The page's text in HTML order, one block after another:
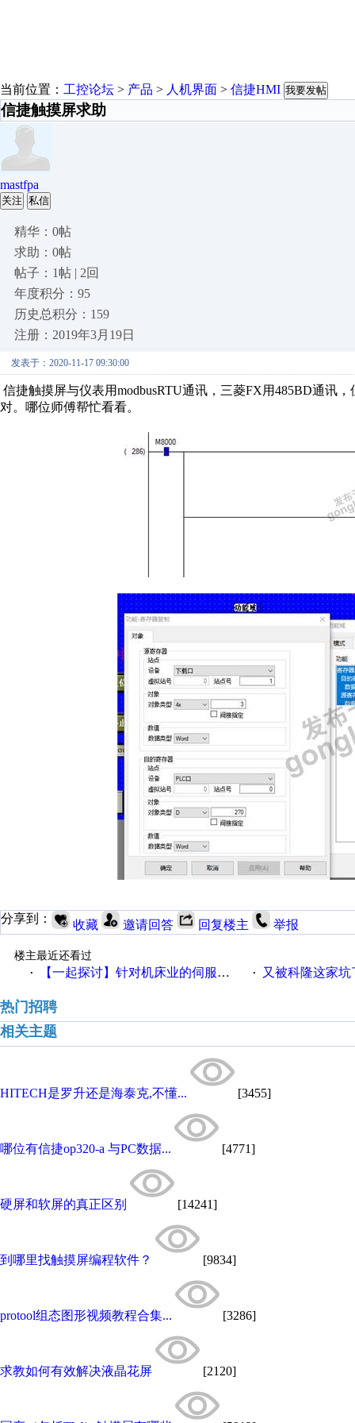
当前位置： 工控论坛 > 产品 > 人机界面 > 信捷HMI 我要发帖
信捷触摸屏求助
mastfpa
关注 私信
精华：0帖
求助：0帖
帖子：1帖 | 2回
年度积分：95
历史总积分：159
注册：2019年3月19日
发表于：2020-11-17 09:30:00
信捷触摸屏与仪表用modbusRTU通讯，三菱FX用485BD通讯
对。哪位师傅帮忙看看。
分享到： 收藏 邀请回答 回复楼主 举报
楼主最近还看过
·
【一起探讨】针对机床业的伺服系统发展，您的期望是什么？ · 又被科隆这家坑
热门招聘
相关主题
HITECH是罗升还是海泰克,不懂... [3455]
哪位有信捷op320-a 与PC数据... [4771]
硬屏和软屏的真正区别 [14241]
到哪里找触摸屏编程软件？ [9834]
protool组态图形视频教程合集... [3286]
求教如何有效解决液晶花屏 [2120]